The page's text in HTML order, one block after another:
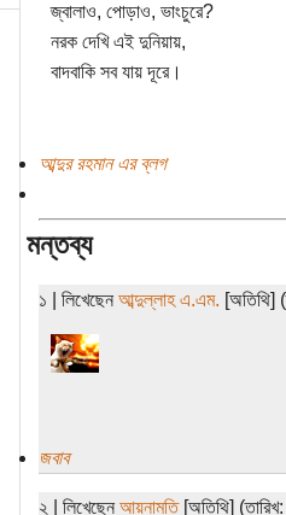
জ্বালাও, পোড়াও, ভাংচুরে?
নরক দেখি এই দুনিয়ায়,
বাদবাকি সব যায় দূরে।
আব্দুর রহমান এর ব্লগ
মন্তব্য
১ | লিখেছেন আব্দুল্লাহ এ.এম. [অতিথি]
জবাব
২ | লিখেছেন আয়নামতি[অতিথি]